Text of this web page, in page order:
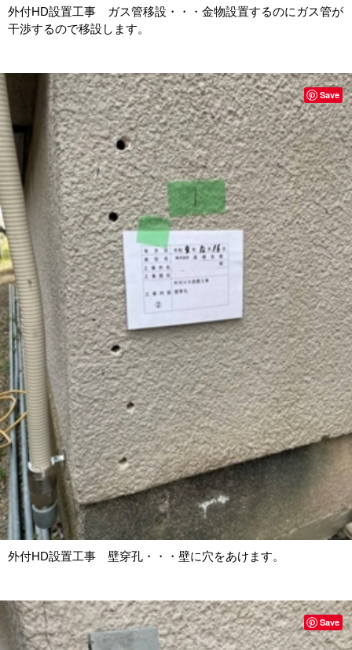
外付HD設置工事 ガス管移設・・・金物設置するのにガス管が
干渉するので移設します。
外付HD設置工事 壁穿孔・・・壁に穴をあけます。
Save
Save